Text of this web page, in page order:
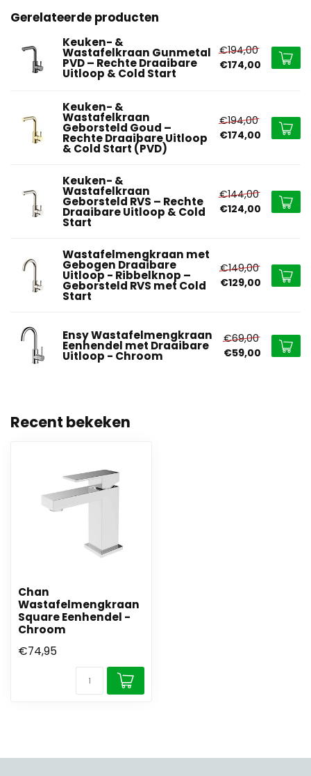
Gerelateerde producten
Keuken- &
Wastafelkraan Gunmetal
PVD – Rechte Draaibare
Uitloop & Cold Start
€194,00
€174,00
Keuken- &
Wastafelkraan
Geborsteld Goud –
Rechte Draaibare Uitloop
& Cold Start (PVD)
€194,00
€174,00
Keuken- &
Wastafelkraan
Geborsteld RVS – Rechte
Draaibare Uitloop & Cold
Start
€144,00
€124,00
Wastafelmengkraan met
Gebogen Draaibare
Uitloop - Ribbelknop –
Geborsteld RVS met Cold
Start
€149,00
€129,00
Ensy Wastafelmengkraan
Eenhendel met Draaibare
Uitloop - Chroom
€69,00
€59,00
Recent bekeken
Chan
Wastafelmengkraan
Square Eenhendel -
Chroom
€74,95